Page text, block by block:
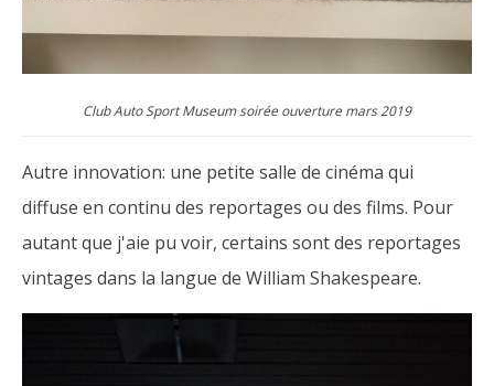
Club Auto Sport Museum soirée ouverture mars 2019
Autre innovation: une petite salle de cinéma qui
diffuse en continu des reportages ou des films. Pour
autant que j'aie pu voir, certains sont des reportages
vintages dans la langue de William Shakespeare.